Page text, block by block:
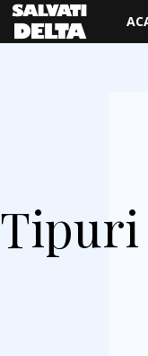
Tipuri